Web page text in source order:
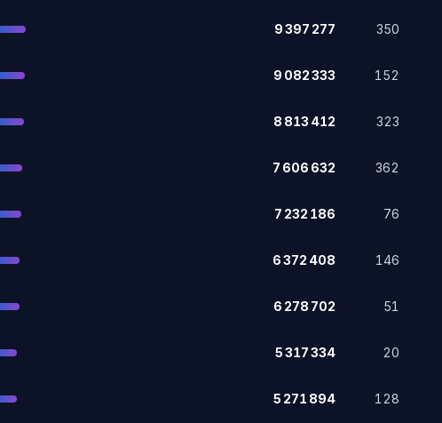
9 397 277 350
9 082 333 152
8 813 412 323
7 606 632 362
7 232 186 76
6 372 408 146
6 278 702 51
5 317 334 20
5 271 894 128